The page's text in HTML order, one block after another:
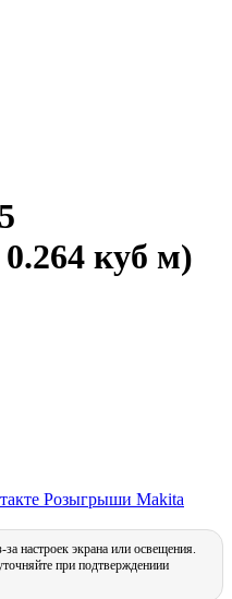
куб м)
Розыгрыши Makita
настроек экрана или освещения.
при подтверждениии